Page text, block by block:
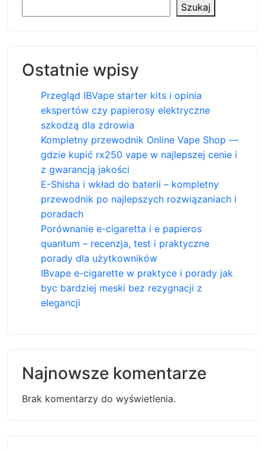
Szukaj
Ostatnie wpisy
Przegląd IBVape starter kits i opinia
ekspertów czy papierosy elektryczne
szkodzą dla zdrowia
Kompletny przewodnik Online Vape Shop —
gdzie kupić rx250 vape w najlepszej cenie i
z gwarancją jakości
E-Shisha i wkład do baterii – kompletny
przewodnik po najlepszych rozwiązaniach i
poradach
Porównanie e-cigaretta i e papieros
quantum – recenzja, test i praktyczne
porady dla użytkowników
IBvape e-cigarette w praktyce i porady jak
byc bardziej meski bez rezygnacji z
elegancji
Najnowsze komentarze
Brak komentarzy do wyświetlenia.